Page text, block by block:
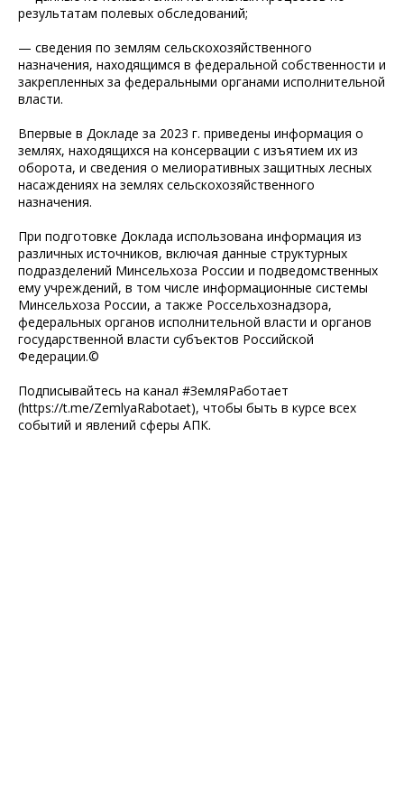
результатам полевых обследований;
— сведения по землям сельскохозяйственного
назначения, находящимся в федеральной собственности и
закрепленных за федеральными органами исполнительной
власти.
Впервые в Докладе за 2023 г. приведены информация о
землях, находящихся на консервации с изъятием их из
оборота, и сведения о мелиоративных защитных лесных
насаждениях на землях сельскохозяйственного
назначения.
При подготовке Доклада использована информация из
различных источников, включая данные структурных
подразделений Минсельхоза России и подведомственных
ему учреждений, в том числе информационные системы
Минсельхоза России, а также Россельхознадзора,
федеральных органов исполнительной власти и органов
государственной власти субъектов Российской
Федерации.©
Подписывайтесь на канал #ЗемляРаботает
(https://t.me/ZemlyaRabotaet), чтобы быть в курсе всех
событий и явлений сферы АПК.